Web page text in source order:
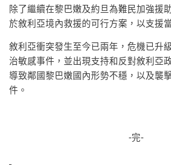
除了繼續在黎巴嫩及約旦為難民加強援
於敘利亞境內救援的可行方案，以支援
敘利亞衝突發生至今已兩年，危機已升
治敏感事件，並出現支持和反對敘利亞
導致鄰國黎巴嫩國內形勢不穩，以及襲
件。
-完-